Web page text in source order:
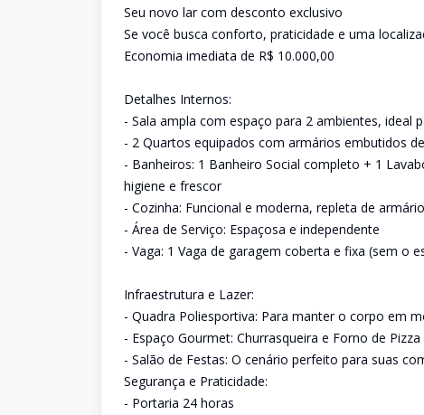
Seu novo lar com desconto exclusivo
Se você busca conforto, praticidade e uma
Economia imediata de R$ 10.000,00
Detalhes Internos:
- Sala ampla com espaço para 2 ambientes,
- 2 Quartos equipados com armários embutidos
- Banheiros: 1 Banheiro Social completo + 1
higiene e frescor
- Cozinha: Funcional e moderna, repleta de
- Área de Serviço: Espaçosa e independente
- Vaga: 1 Vaga de garagem coberta e fixa (sem o
Infraestrutura e Lazer:
- Quadra Poliesportiva: Para manter o corpo em
- Espaço Gourmet: Churrasqueira e Forno de
- Salão de Festas: O cenário perfeito para suas
Segurança e Praticidade:
- Portaria 24 horas